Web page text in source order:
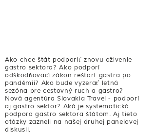
Ako chce štát podporiť znovu oživenie
gastro sektora?Ako podporí
odškodňovací zákon reštart gastra po
pandémii? Ako bude vyzerať letná
sezóna pre cestovný ruch a gastro?
Nová agentúra Slovakia Travel - podporí
aj gastro sektor? Aká je systematická
podpora gastro sektora štátom. Aj tieto
otázky zazneli na našej druhej panelovej
diskusii.